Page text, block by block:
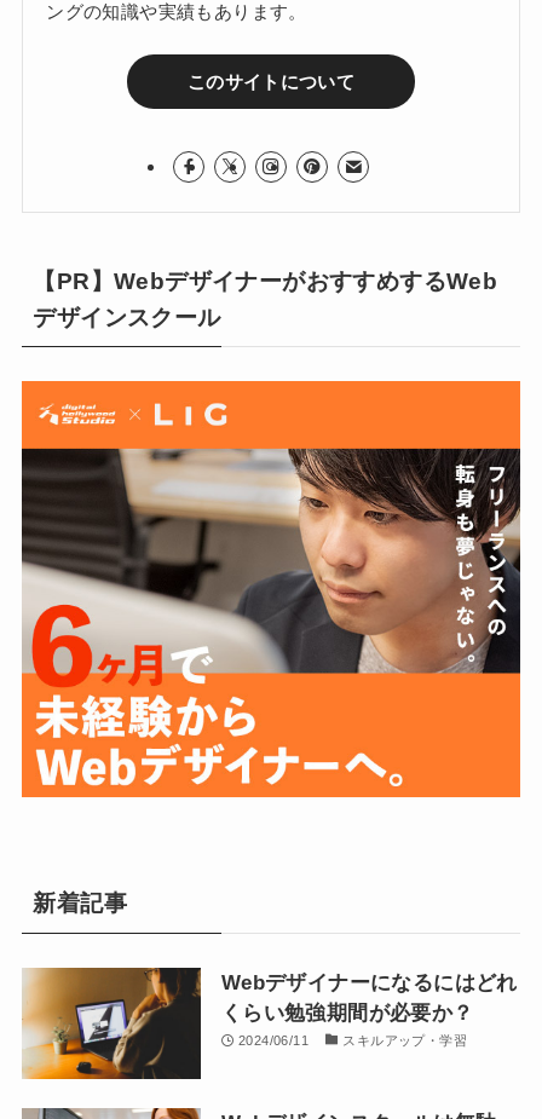
ングの知識や実績もあります。
このサイトについて
【PR】WebデザイナーがおすすめするWeb
デザインスクール
新着記事
Webデザイナーになるにはどれ
くらい勉強期間が必要か？
2024/06/11 スキルアップ・学習